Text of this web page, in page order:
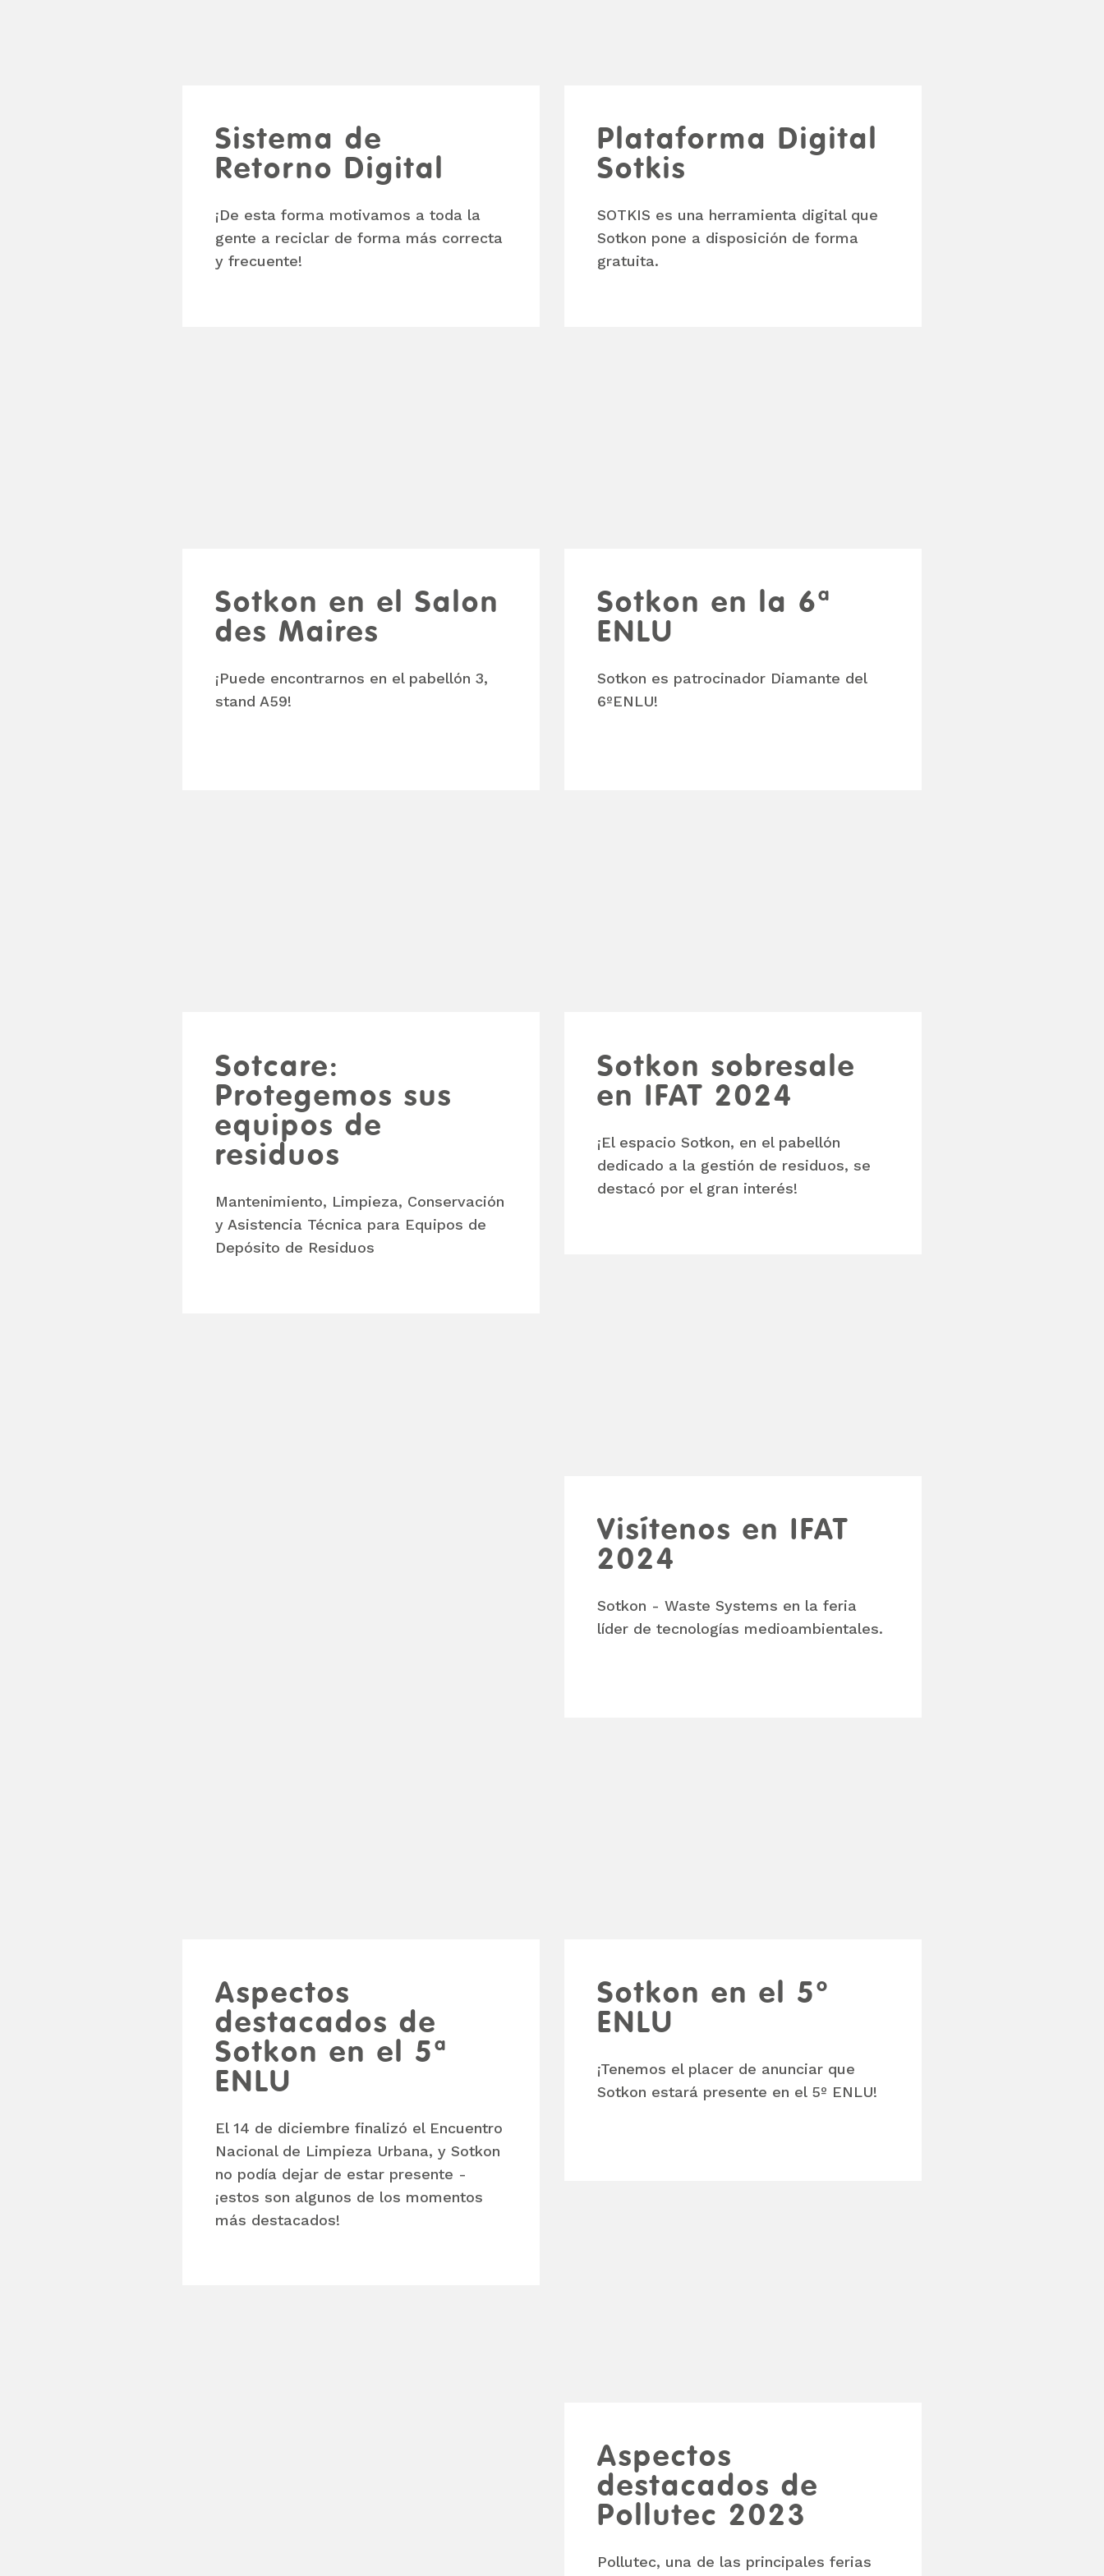
Sistema de
Retorno Digital
¡De esta forma motivamos a toda la
gente a reciclar de forma más correcta
y frecuente!
Plataforma Digital
Sotkis
SOTKIS es una herramienta digital que
Sotkon pone a disposición de forma
gratuita.
Sotkon en el Salon
des Maires
¡Puede encontrarnos en el pabellón 3,
stand A59!
Sotkon en la 6ª
ENLU
Sotkon es patrocinador Diamante del
6ºENLU!
Sotcare:
Protegemos sus
equipos de
residuos
Mantenimiento, Limpieza, Conservación
y Asistencia Técnica para Equipos de
Depósito de Residuos
Sotkon sobresale
en IFAT 2024
¡El espacio Sotkon, en el pabellón
dedicado a la gestión de residuos, se
destacó por el gran interés!
Visítenos en IFAT
2024
Sotkon - Waste Systems en la feria
líder de tecnologías medioambientales.
Aspectos
destacados de
Sotkon en el 5ª
ENLU
El 14 de diciembre finalizó el Encuentro
Nacional de Limpieza Urbana, y Sotkon
no podía dejar de estar presente -
¡estos son algunos de los momentos
más destacados!
Sotkon en el 5º
ENLU
¡Tenemos el placer de anunciar que
Sotkon estará presente en el 5º ENLU!
Aspectos
destacados de
Pollutec 2023
Pollutec, una de las principales ferias